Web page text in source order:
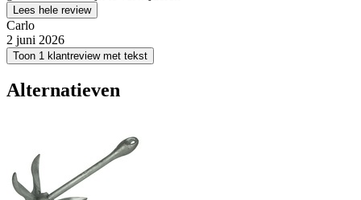
Lees hele review
Carlo
2 juni 2026
Toon 1 klantreview met tekst
Alternatieven